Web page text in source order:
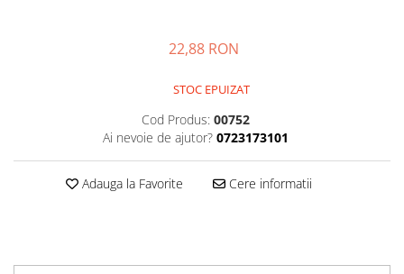
22,88 RON
STOC EPUIZAT
Cod Produs: 00752
Ai nevoie de ajutor? 0723173101
Adauga la Favorite Cere informatii